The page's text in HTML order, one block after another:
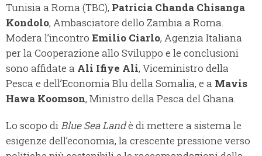
Tunisia a Roma (TBC), Patricia Chanda Chisanga
Kondolo, Ambasciatore dello Zambia a Roma.
Modera l’incontro Emilio Ciarlo, Agenzia Italiana
per la Cooperazione allo Sviluppo e le conclusioni
sono affidate a Ali Ifiye Ali, Viceministro della
Pesca e dell’Economia Blu della Somalia, e a Mavis
Hawa Koomson, Ministro della Pesca del Ghana.
Lo scopo diBlue Sea Landè di mettere a sistema le
esigenze dell’economia, la crescente pressione verso